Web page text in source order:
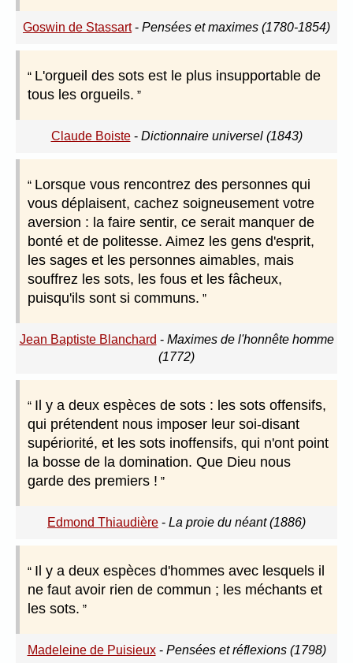
Goswin de Stassart- Pensées et maximes (1780-1854)
L'orgueil des sots est le plus insupportable de
tous les orgueils.
Claude Boiste- Dictionnaire universel (1843)
Lorsque vous rencontrez des personnes qui
vous déplaisent, cachez soigneusement votre
aversion : la faire sentir, ce serait manquer de
bonté et de politesse. Aimez les gens d'esprit,
les sages et les personnes aimables, mais
souffrez les sots, les fous et les fâcheux,
puisqu'ils sont si communs.
Jean Baptiste Blanchard - Maximes de l'honnête homme
(1772)
Il y a deux espèces de sots : les sots offensifs,
qui prétendent nous imposer leur soi-disant
supériorité, et les sots inoffensifs, qui n'ont point
la bosse de la domination. Que Dieu nous
garde des premiers !
Edmond Thiaudière - La proie du néant (1886)
Il y a deux espèces d'hommes avec lesquels il
ne faut avoir rien de commun ; les méchants et
les sots.
Madeleine de Puisieux- Pensées et réflexions (1798)